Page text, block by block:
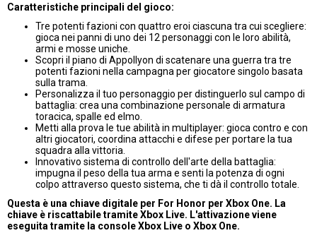
Caratteristiche principali del gioco:
Tre potenti fazioni con quattro eroi ciascuna tra cui scegliere:
gioca nei panni di uno dei 12 personaggi con le loro abilità,
armi e mosse uniche.
Scopri il piano di Appollyon di scatenare una guerra tra tre
potenti fazioni nella campagna per giocatore singolo basata
sulla trama.
Personalizza il tuo personaggio per distinguerlo sul campo di
battaglia: crea una combinazione personale di armatura
toracica, spalle ed elmo.
Metti alla prova le tue abilità in multiplayer: gioca contro e con
altri giocatori, coordina attacchi e difese per portare la tua
squadra alla vittoria.
Innovativo sistema di controllo dell'arte della battaglia:
impugna il peso della tua arma e senti la potenza di ogni
colpo attraverso questo sistema, che ti dà il controllo totale.
Questa è una chiave digitale per For Honor per Xbox One. La
chiave è riscattabile tramite Xbox Live. L'attivazione viene
eseguita tramite la console Xbox Live o Xbox One.